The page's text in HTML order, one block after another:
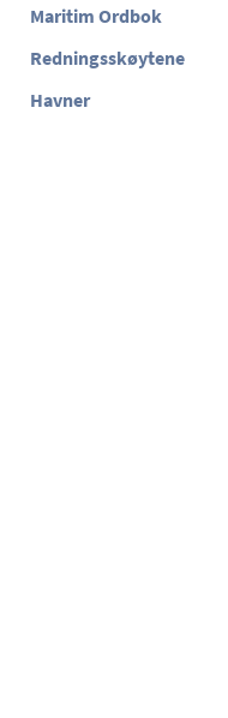
Maritim Ordbok
Redningsskøytene
Havner